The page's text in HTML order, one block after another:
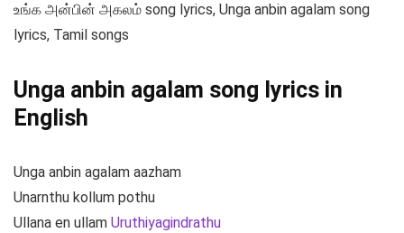
உங்க அன்பின் அகலம் song lyrics, Unga anbin agalam song
lyrics, Tamil songs
Unga anbin agalam song lyrics in
English
Unga anbin agalam aazham
Unarnthu kollum pothu
Ullana en ullam Uruthiyagindrathu